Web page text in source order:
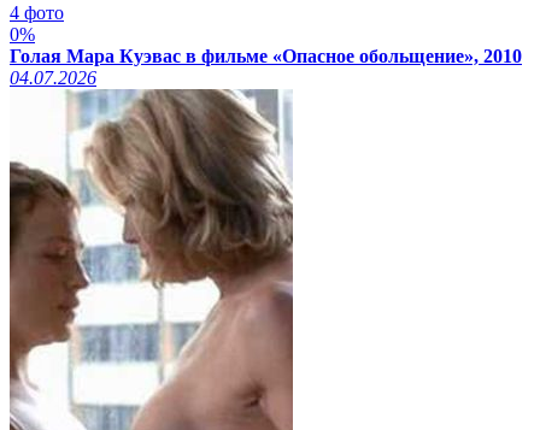
4 фото
0%
Голая Мара Куэвас в фильме «Опасное обольщение», 2010
04.07.2026